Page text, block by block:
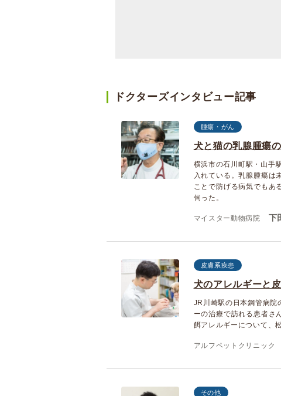
ドクターズインタビュー記事
腫瘍・がん
犬と猫の乳腺腫瘍
横浜市の石川町駅・山手
入れている。乳腺腫瘍は
ことで防げる病気でもあ
伺った。
マイスター動物病院 下
皮膚系疾患
犬のアレルギーと
JR川崎駅の日本鋼管病院
ーの治療で訪れる患者さ
餌アレルギーについて、
アルフペットクリニック
その他